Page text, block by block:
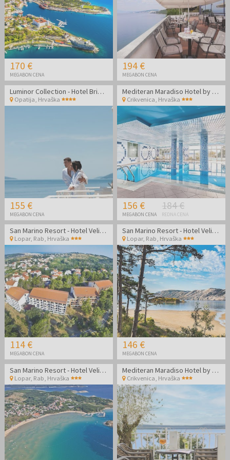
170 €
MEGABON CENA
194 €
MEGABON CENA
Luminor Collection - Hotel Bristol - Poletje v Opatiji
Opatija Hrvaška
155 €
MEGABON CENA
Mediteran Maradiso Hotel by Aminess - Jesenski oddih v dvoje v Crikvenici
Crikvenica Hrvaška
156 €
MEGABON CENA
184 €
REDNA CENA
San Marino Resort - Hotel Veli Mel - Družinski jesenski oddih na Rabu
Lopar, Rab, Hrvaška
114 €
MEGABON CENA
San Marino Resort - Hotel Veli Mel - Družinski oddih na Rabu
Lopar, Rab, Hrvaška
146 €
MEGABON CENA
San Marino Resort - Hotel Veli Mel - Družinski oddih na Rabu
Lopar, Rab, Hrvaška
Mediteran Maradiso Hotel by Aminess - Konec poletja v dvoje v Crikvenici
Crikvenica, Hrvaška